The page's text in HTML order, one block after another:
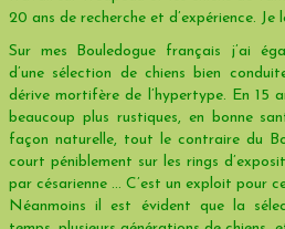
20 ans de recherche et d’expérience. Je
Sur mes Bouledogue français j’ai
d’une sélection de chiens bien
dérive mortifère de l’hypertype. En 15
beaucoup plus rustiques, en bonne
façon naturelle, tout le contraire du
court péniblement sur les rings
par césarienne … C’est un exploit pour
Néanmoins il est évident que la